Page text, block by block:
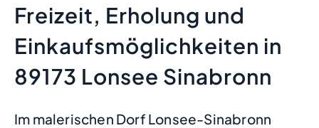
Freizeit, Erholung und
Einkaufsmöglichkeiten in
89173 Lonsee Sinabronn
Im malerischen Dorf Lonsee-Sinabronn